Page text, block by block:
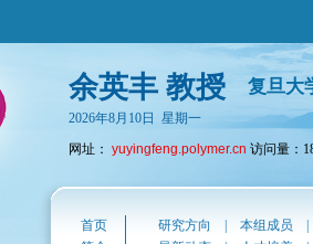
余英丰 教授 复旦大
2026年8月10日 星期一
网址： yuyingfeng.polymer.cn 访问量：
首页 研究方向 本组成员